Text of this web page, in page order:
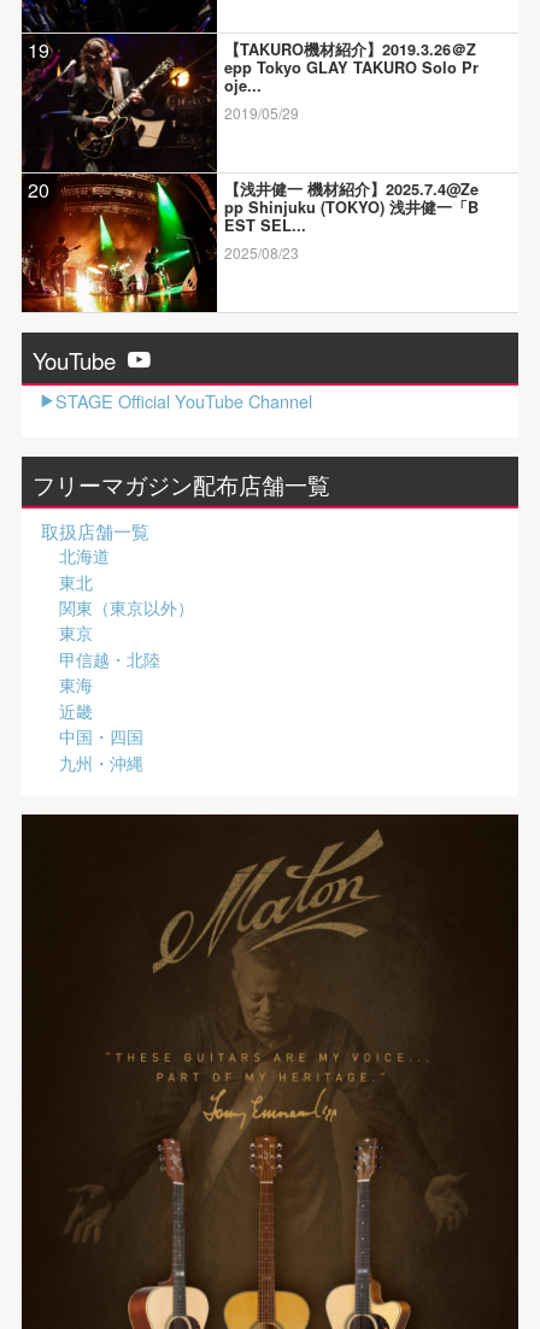
19
【TAKURO機材紹介】2019.3.26＠Z
epp Tokyo GLAY TAKURO Solo Pr
oje...
2019/05/29
20
【浅井健一 機材紹介】2025.7.4@Ze
pp Shinjuku (TOKYO) 浅井健一「B
EST SEL...
2025/08/23
YouTube
STAGE Official YouTube Channel
フリーマガジン配布店舗一覧
取扱店舗一覧
北海道
東北
関東（東京以外）
東京
甲信越・北陸
東海
近畿
中国・四国
九州・沖縄